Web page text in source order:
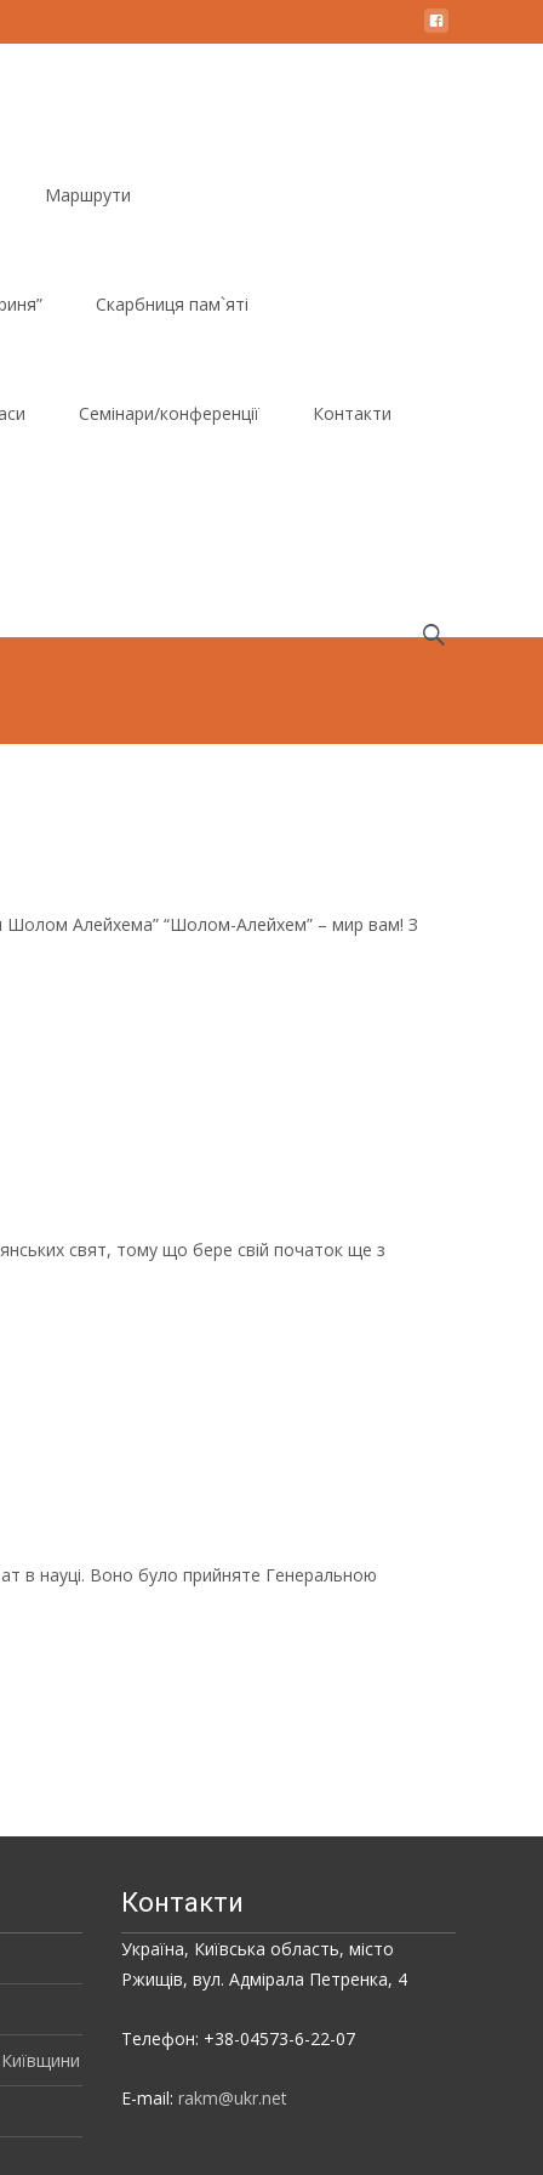
Маршрути
Скарбниця пам`яті
Семінари/конференції Контакти
Search
Шолом Алейхема” “Шолом-Алейхем” – мир вам! З
свят, тому що бере свій початок ще з
в науці. Воно було прийняте Генеральною
Контакти
Україна, Київська область, місто
Ржищів, вул. Адмірала Петренка, 4
Телефон: +38-04573-6-22-07
E-mail: rakm@ukr.net